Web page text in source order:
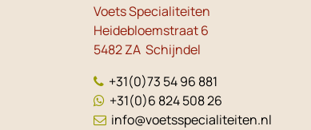
Voets Specialiteiten
Heidebloemstraat 6
5482 ZA Schijndel
+31(0)73 54 96 881
+31(0)6 824 508 26
info@voetsspecialiteiten.nl